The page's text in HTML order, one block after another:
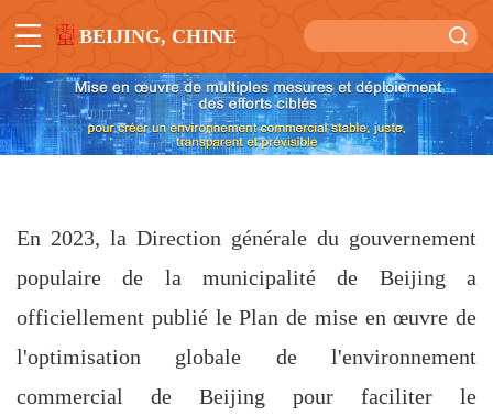
BEIJING, CHINE
En 2023, la Direction générale du gouvernement
populaire de la municipalité de Beijing a
officiellement publié le Plan de mise en œuvre de
l'optimisation globale de l'environnement
commercial de Beijing pour faciliter le